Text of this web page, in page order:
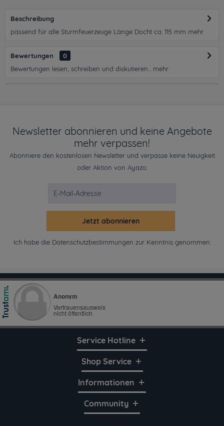
Beschreibung
passend für alle Sturmfeuerzeuge Länge Docht ca. 115 mm mehr
Bewertungen
0
Bewertungen lesen, schreiben und diskutieren...
mehr
Newsletter abonnieren und keine Angebote
mehr verpassen!
Abonniere den kostenlosen Newsletter und verpasse keine Neuigkeit
oder Aktion von Ayazo.
Jetzt abonnieren
Ich habe die Datenschutzbestimmungen zur Kenntnis genommen.
Service Hotline
Shop Service
Informationen
Community